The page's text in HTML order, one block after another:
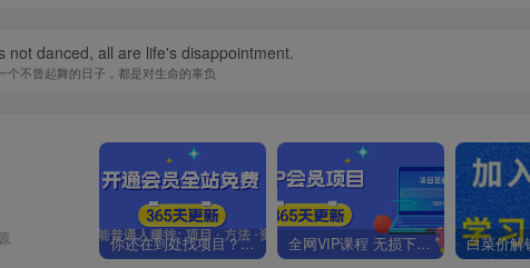
not danced, all are life's disappointment.
个不曾起舞的日子，都是对生命的辜负
你还在到处找项目？还在当韭菜？我靠卖项目一个月收入5万+，曾经我也是个失败者。 全网VIP课程 无损下载~.~